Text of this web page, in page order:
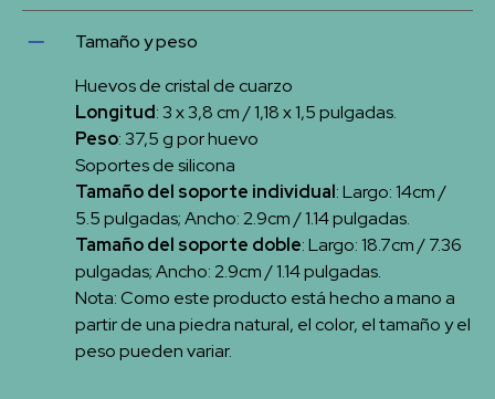
para un huevo, soporte de silicona para dos
huevos, estuche de cuero vegano
Tamaño y peso
Huevos de cristal de cuarzo
Longitud: 3 x 3,8 cm / 1,18 x 1,5 pulgadas.
Peso: 37,5 g por huevo
Soportes de silicona
Tamaño del soporte individual: Largo: 14cm /
5.5 pulgadas; Ancho: 2.9cm / 1.14 pulgadas.
Tamaño del soporte doble: Largo: 18.7cm / 7.36
pulgadas; Ancho: 2.9cm / 1.14 pulgadas.
Nota: Como este producto está hecho a mano a
partir de una piedra natural, el color, el tamaño y el
peso pueden variar.